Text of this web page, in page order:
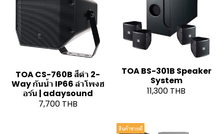
TOA CS-760B สีดำ 2-
Way กันน้ำ IP66 ลำโพงฮ
อร์น | adaysound
7,700 THB
TOA BS-301B Speaker
System
11,300 THB
สินค้าขายดี